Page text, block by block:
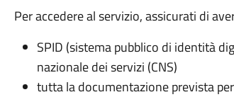
Per accedere al servizio, assicurati di
SPID (sistema pubblico di identità
nazionale dei servizi (CNS)
tutta la documentazione prevista